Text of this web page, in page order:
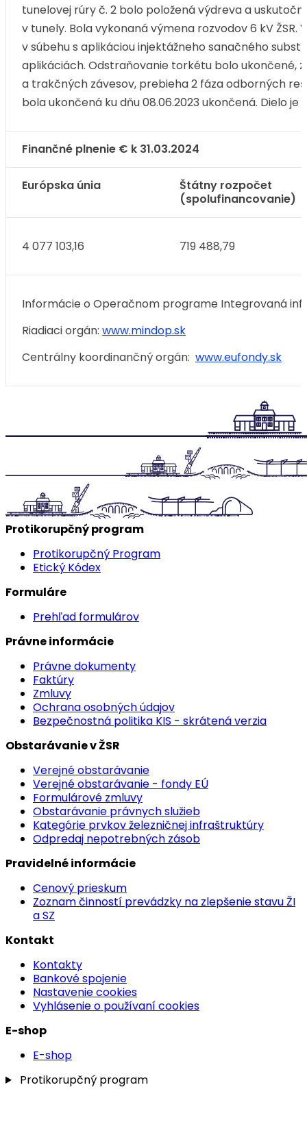
tunelovej rúry č. 2 bolo položená výdreva a
v tunely. Bola vykonaná výmena rozvodov 6 kV
v súbehu s aplikáciou injektážneho sanačného
aplikáciách. Odstraňovanie torkétu bolo ukončené,
a trakčných závesov, prebieha 2 fáza odborných
bola ukončená ku dňu 08.06.2023 ukončená. Dielo
Finančné plnenie € k 31.03.2024
Európska únia
Štátny rozpočet
(spolufinancovanie)
4 077 103,16 719 488,79
Informácie o Operačnom programe Integrovaná
Riadiaci orgán: www.mindop.sk
Centrálny koordinančný orgán: www.eufondy.sk
Protikorupčný program
Protikorupčný Program
Etický Kódex
Formuláre
Prehľad formulárov
Právne informácie
Právne dokumenty
Faktúry
Zmluvy
Ochrana osobných údajov
Bezpečnostná politika KIS - skrátená verzia
Obstarávanie v ŽSR
Verejné obstarávanie
Verejné obstarávanie - fondy EÚ
Formulárové zmluvy
Obstarávanie právnych služieb
Kategórie prvkov železničnej infraštruktúry
Odpredaj nepotrebných zásob
Pravidelné informácie
Cenový prieskum
Zoznam činností prevádzky na zlepšenie stavu ŽI
a SZ
Kontakt
Kontakty
Bankové spojenie
Nastavenie cookies
Vyhlásenie o používaní cookies
E-shop
E-shop
Protikorupčný program